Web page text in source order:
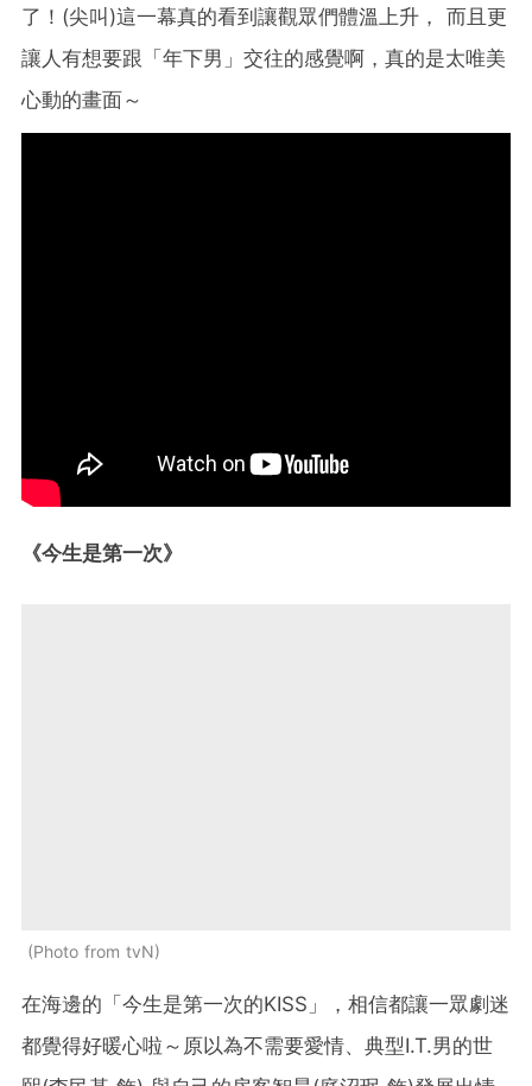
了！ (尖叫 )這一幕真的看到讓觀眾們體溫上升，
而且更
讓人有想要跟「年下男」交往的感覺啊，真的是太唯美
心動的畫面～
《今生是第一次》
Photo from tvN
在海邊的「今生是第一次的KISS」，相信都讓一眾劇迷
都覺得好暖心啦～原以為不需要愛情、典型I.T.男的世